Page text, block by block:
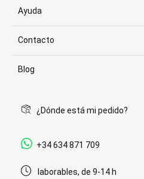
Ayuda
Contacto
Blog
¿Dónde está mi pedido?
+34 634 871 709
laborables, de 9-14 h